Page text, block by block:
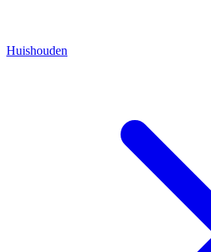
Huishouden